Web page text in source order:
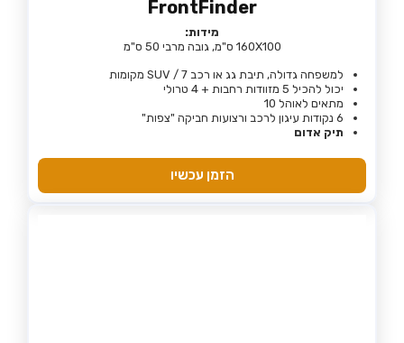
FrontFinder
מידות:
160X100 ס"מ, גובה מרבי 50 ס"מ
למשפחה גדולה, תיבת גג או רכב SUV / 7 מקומות
יכול להכיל 5 מזוודות רחבות + 4 טרולי
מתאים לאוהל 10
6 נקודות עיגון לרכב ורצועות חביקה "צפות"
תיק אדום
הזמן עכשיו